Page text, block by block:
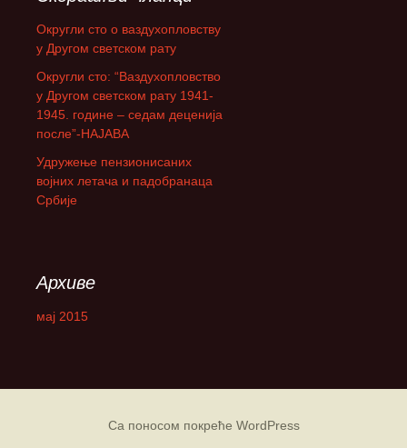
а
г
а
:
Округли сто о ваздухопловству
у Другом светском рату
Округли сто: “Ваздухопловство
у Другом светском рату 1941-
1945. године – седам деценија
после”-НАЈАВА
Удружење пензионисаних
војних летача и падобранаца
Србије
Архиве
мај 2015
Са поносом покреће WordPress